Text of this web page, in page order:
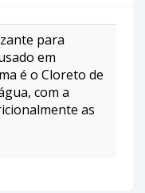
para
em
é o Cloreto de
com a
as